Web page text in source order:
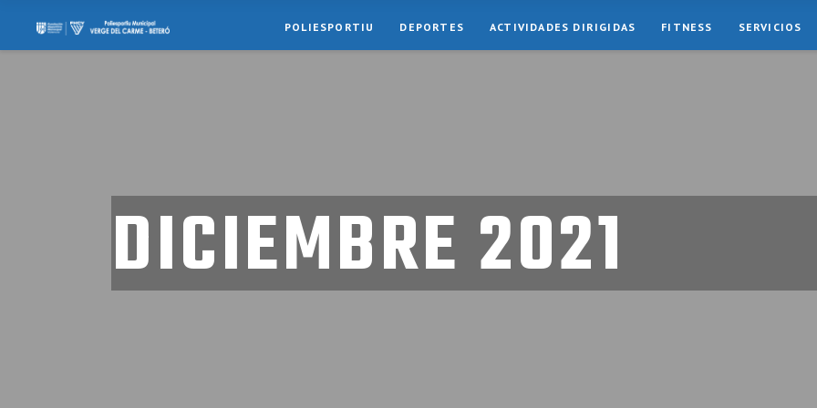
POLIESPORTIU DEPORTES ACTIVIDADES DIRIGIDAS FITNESS SERVICIOS
DICIEMBRE 2021